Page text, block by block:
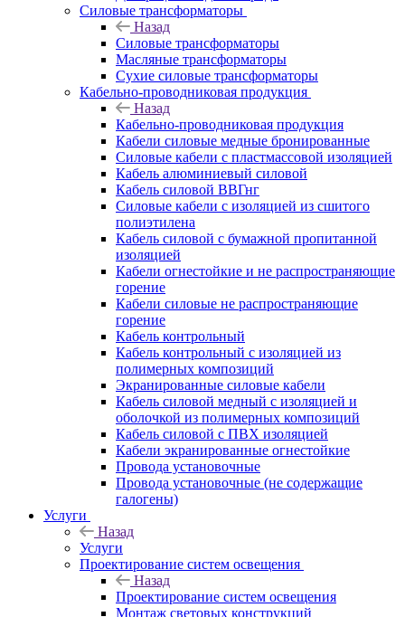
Силовые трансформаторы
Назад
Силовые трансформаторы
Масляные трансформаторы
Сухие силовые трансформаторы
Кабельно-проводниковая продукция
Назад
Кабельно-проводниковая продукция
Кабели силовые медные бронированные
Силовые кабели с пластмассовой изоляцией
Кабель алюминиевый силовой
Кабель силовой ВВГнг
Силовые кабели с изоляцией из сшитого
полиэтилена
Кабель силовой с бумажной пропитанной
изоляцией
Кабели огнестойкие и не распространяющие
горение
Кабели силовые не распространяющие
горение
Кабель контрольный
Кабель контрольный с изоляцией из
полимерных композиций
Экранированные силовые кабели
Кабель силовой медный с изоляцией и
оболочкой из полимерных композиций
Кабель силовой с ПВХ изоляцией
Кабели экранированные огнестойкие
Провода установочные
Провода установочные (не содержащие
галогены)
Услуги
Назад
Услуги
Проектирование систем освещения
Назад
Проектирование систем освещения
Монтаж световых конструкций